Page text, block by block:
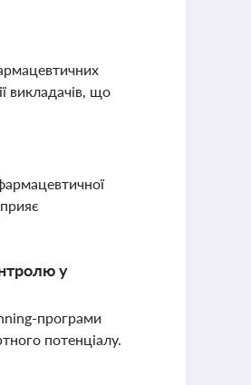
викладачів, що
у
програми
потенціалу.